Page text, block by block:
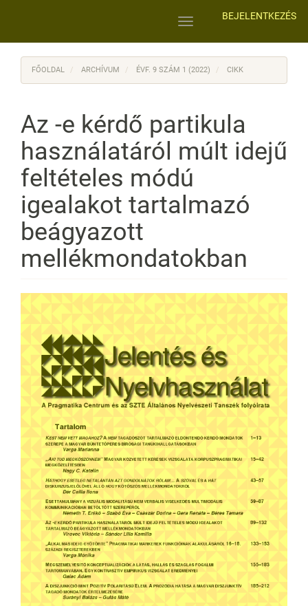
BEJELENTKEZÉS
Toggle
FŐOLDAL ARCHÍVUM ÉVF. 9 SZÁM 1 (2022) CIKK
Az -e kérdő partikula
használatáról múlt idejű
feltételes módú
igealakot tartalmazó
beágyazott
mellékmondatokban